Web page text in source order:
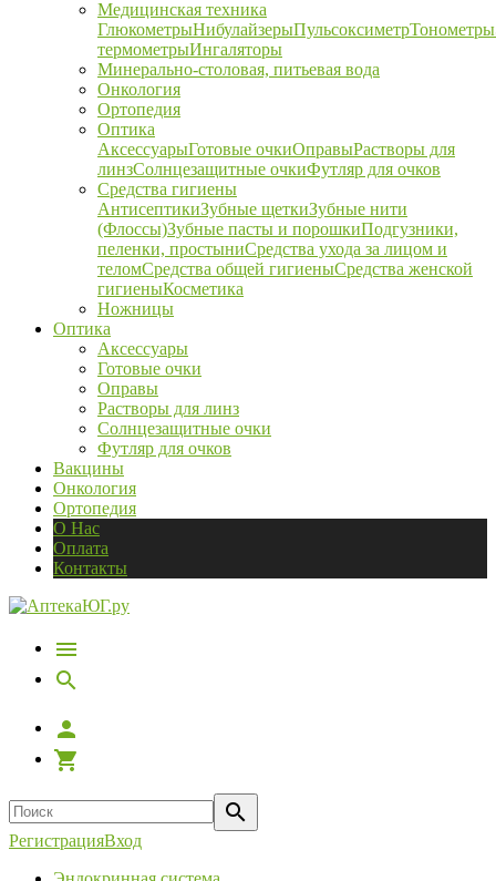
Медицинская техника
ГлюкометрыНибулайзерыПульсоксиметрТонометры
термометрыИнгаляторы
Минерально-столовая, питьевая вода
Онкология
Ортопедия
Оптика
АксессуарыГотовые очкиОправыРастворы для
линзСолнцезащитные очкиФутляр для очков
Средства гигиены
АнтисептикиЗубные щеткиЗубные нити
(Флоссы)Зубные пасты и порошкиПодгузники,
пеленки, простыниСредства ухода за лицом и
теломСредства общей гигиеныСредства женской
гигиеныКосметика
Ножницы
Оптика
Аксессуары
Готовые очки
Оправы
Растворы для линз
Солнцезащитные очки
Футляр для очков
Вакцины
Онкология
Ортопедия
О Нас
Оплата
Контакты
РегистрацияВход